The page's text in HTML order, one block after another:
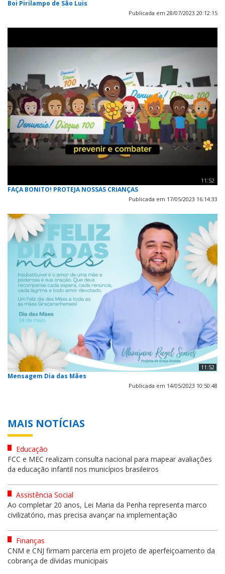
Boi Pirilampo de São Luis
Publicada em 28/07/2023 20:12:15
11:52
FAÇA BONITO! PROTEJA NOSSAS CRIANÇAS
Publicada em 17/05/2023 16:14:33
11:52
Mensagem Dia das Mães
Publicada em 14/05/2023 10:50:48
MAIS NOTÍCIAS
Educação
FCC e MEC realizam consulta nacional para mapear avaliações
da educação infantil nos municípios brasileiros
Assistência Social
Ao completar 20 anos, Lei Maria da Penha representa marco
civilizatório, mas precisa avançar na implementação
Finanças
CNM e CNJ firmam parceria em projeto de aperfeiçoamento da
cobrança de dívidas municipais